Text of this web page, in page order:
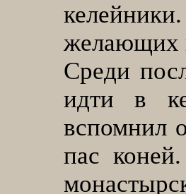
желающих
Среди
идти в
вспомнил
пас